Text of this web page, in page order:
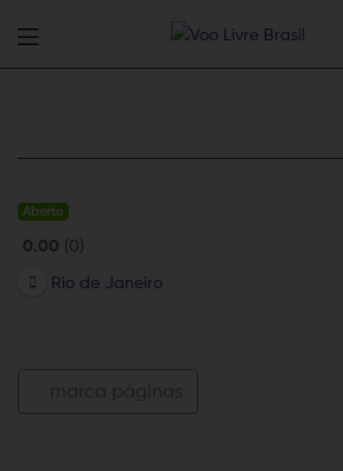
Voo
Livre
Aberto
0.00 0
Rio de Janeiro